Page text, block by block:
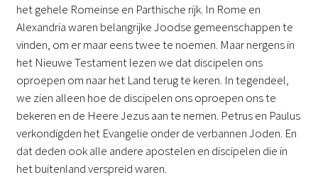
het gehele Romeinse en Parthische rijk. In Rome en
Alexandria waren belangrijke Joodse gemeenschappen te
vinden, om er maar eens twee te noemen. Maar nergens in
het Nieuwe Testament lezen we dat discipelen ons
oproepen om naar het Land terug te keren. In tegendeel,
we zien alleen hoe de discipelen ons oproepen ons te
bekeren en de Heere Jezus aan te nemen. Petrus en Paulus
verkondigden het Evangelie onder de verbannen Joden. En
dat deden ook alle andere apostelen en discipelen die in
het buitenland verspreid waren.